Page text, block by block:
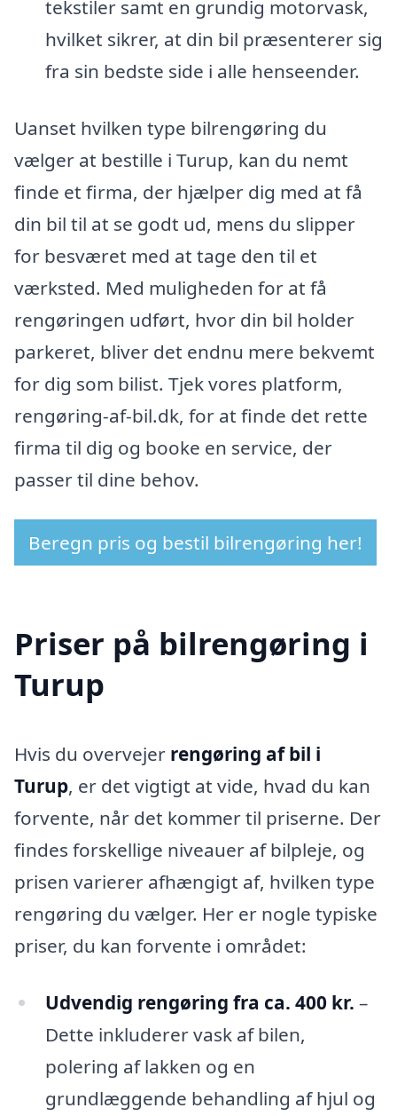
tekstiler samt en grundig motorvask,
hvilket sikrer, at din bil præsenterer sig
fra sin bedste side i alle henseender.
Uanset hvilken type bilrengøring du
vælger at bestille i Turup, kan du nemt
finde et firma, der hjælper dig med at få
din bil til at se godt ud, mens du slipper
for besværet med at tage den til et
værksted. Med muligheden for at få
rengøringen udført, hvor din bil holder
parkeret, bliver det endnu mere bekvemt
for dig som bilist. Tjek vores platform,
rengøring-af-bil.dk, for at finde det rette
firma til dig og booke en service, der
passer til dine behov.
Beregn pris og bestil bilrengøring her!
Priser på bilrengøring i
Turup
Hvis du overvejer rengøring af bil i
Turup, er det vigtigt at vide, hvad du kan
forvente, når det kommer til priserne. Der
findes forskellige niveauer af bilpleje, og
prisen varierer afhængigt af, hvilken type
rengøring du vælger. Her er nogle typiske
priser, du kan forvente i området:
Udvendig rengøring fra ca. 400 kr. –
Dette inkluderer vask af bilen,
polering af lakken og en
grundlæggende behandling af hjul og